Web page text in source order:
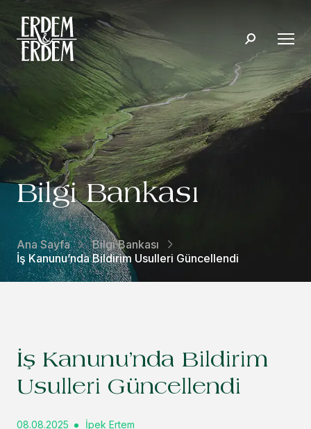
Bilgi Bankası
Ana Sayfa
Bilgi Bankası
İş Kanunu’nda Bildirim Usulleri Güncellendi
İş Kanunu’nda Bildirim
Usulleri Güncellendi
08.08.2025 İpek Ertem